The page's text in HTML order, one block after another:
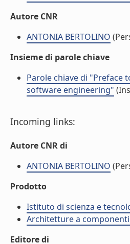
Autore CNR
ANTONIA BERTOLINO
Insieme di parole chiave
Parole chiave di "Preface
software engineering"
Incoming links:
Autore CNR di
ANTONIA BERTOLINO
Prodotto
Istituto di scienza e
Architetture a componenti
Editore di